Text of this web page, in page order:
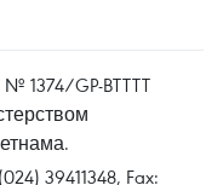
1374/GP-BTTTT
39411348, Fax: